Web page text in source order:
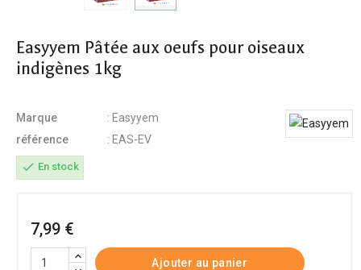
Easyyem Pâtée aux oeufs pour oiseaux
indigènes 1kg
Marque
: Easyyem
référence
: EAS-EV
check En stock
7,99 €
Ajouter au panier